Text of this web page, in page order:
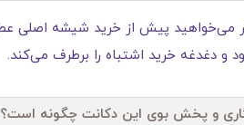
و دغدغه خرید اشتباه را برطرف می‌کند.
و پخش بوی این دکانت چگونه است؟